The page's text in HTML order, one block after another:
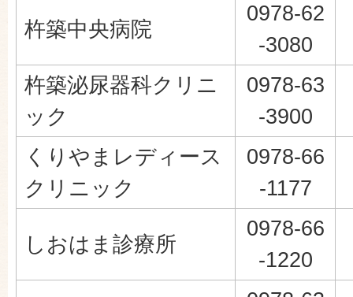
杵築中央病院
0978-62
-3080
杵築泌尿器科クリニ
ック
0978-63
-3900
くりやまレディース
クリニック
0978-66
-1177
しおはま診療所
0978-66
-1220